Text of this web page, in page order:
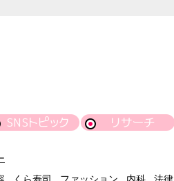
SNSトピック リサーチ